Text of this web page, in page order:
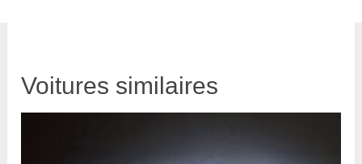
Voitures similaires